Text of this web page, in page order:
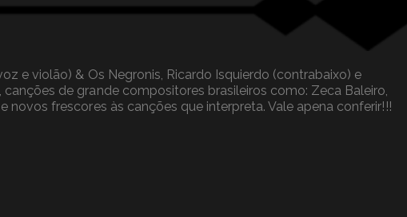
e violão) & Os Negronis, Ricardo Isquierdo (contrabaixo) e
de grande compositores brasileiros como: Zeca Baleiro,
novos frescores às canções que interpreta. Vale apena conferir!!!